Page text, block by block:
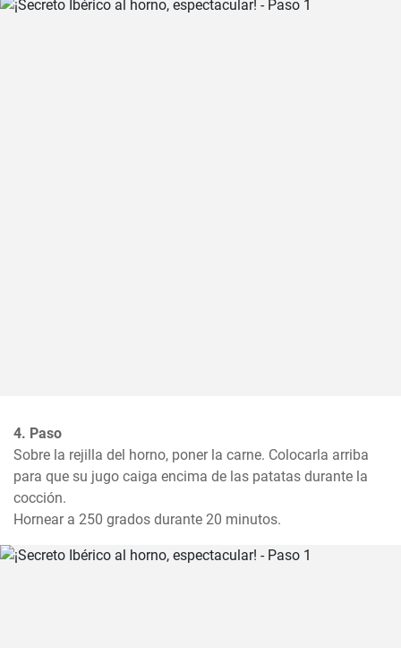
4. Paso
Sobre la rejilla del horno, poner la carne. Colocarla arriba
para que su jugo caiga encima de las patatas durante la
cocción.
Hornear a 250 grados durante 20 minutos.